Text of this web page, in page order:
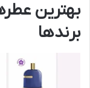
بهترین
برندها